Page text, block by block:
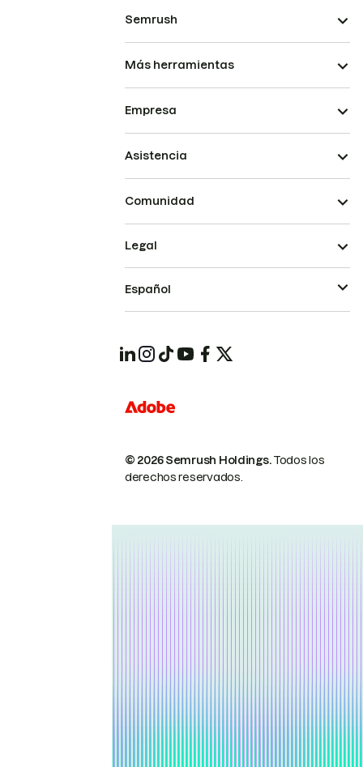
Semrush
Más herramientas
Empresa
Asistencia
Comunidad
© 2026 Semrush Holdings.Todos los
derechos reservados.
Legal
Español